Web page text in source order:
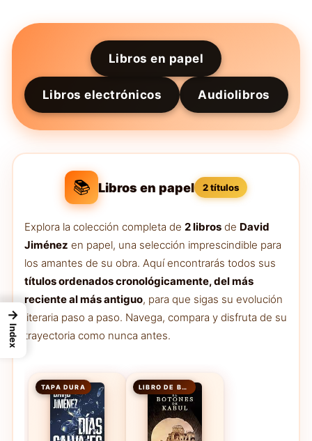
Libros en papel
Libros electrónicos Audiolibros
📚 Libros en papel 2 títulos
Explora la colección completa de 2 libros de David
Jiménez en papel, una selección imprescindible para
los amantes de su obra. Aquí encontrarás todos sus
títulos ordenados cronológicamente, del más
reciente al más antiguo, para que sigas su evolución
literaria paso a paso. Navega, compara y disfruta de su
trayectoria como nunca antes.
TAPA DURA LIBRO DE BOLSILLO
→
Index